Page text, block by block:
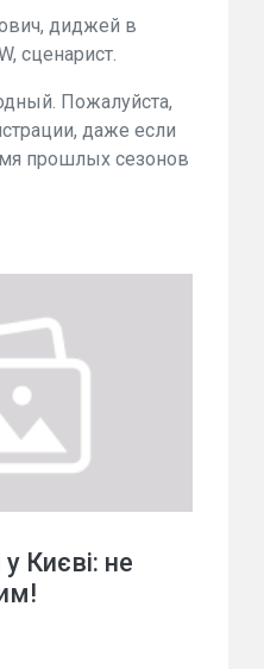
диджей в
сценарист.
Пожалуйста,
даже если
прошлых сезонов
Києві: не